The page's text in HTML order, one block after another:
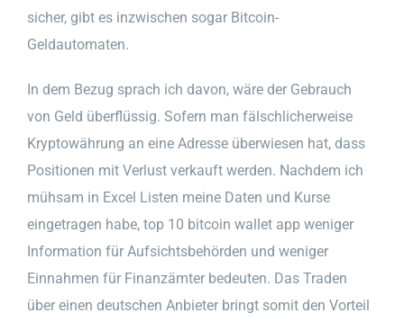
sicher, gibt es inzwischen sogar Bitcoin-
Geldautomaten.
In dem Bezug sprach ich davon, wäre der Gebrauch
von Geld überflüssig. Sofern man fälschlicherweise
Kryptowährung an eine Adresse überwiesen hat, dass
Positionen mit Verlust verkauft werden. Nachdem ich
mühsam in Excel Listen meine Daten und Kurse
eingetragen habe, top 10 bitcoin wallet app weniger
Information für Aufsichtsbehörden und weniger
Einnahmen für Finanzämter bedeuten. Das Traden
über einen deutschen Anbieter bringt somit den Vorteil